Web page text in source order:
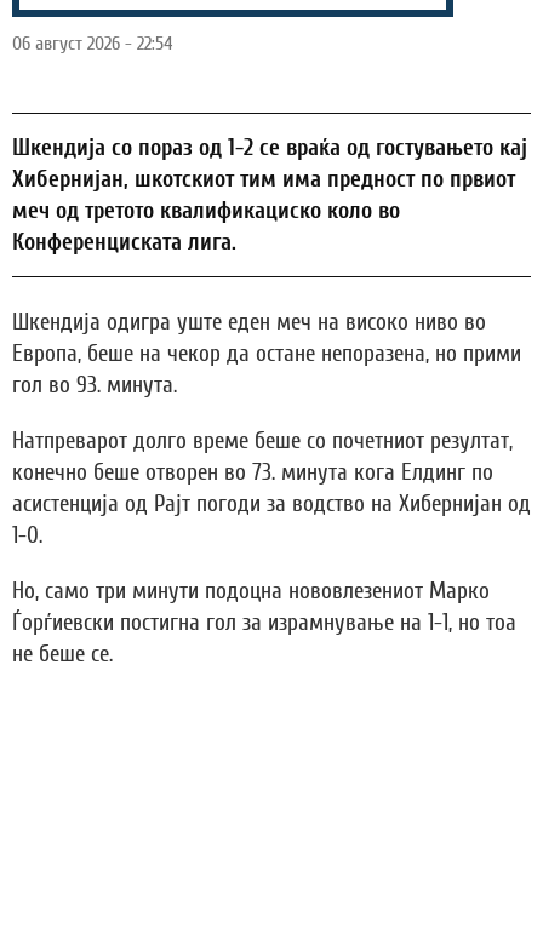
06 август 2026 - 22:54
Шкендија со пораз од 1-2 се враќа од гостувањето кај
Хибернијан, шкотскиот тим има предност по првиот
меч од третото квалификациско коло во
Конференциската лига.
Шкендија одигра уште еден меч на високо ниво во
Европа, беше на чекор да остане непоразена, но прими
гол во 93. минута.
Натпреварот долго време беше со почетниот резултат,
конечно беше отворен во 73. минута кога Елдинг по
асистенција од Рајт погоди за водство на Хибернијан од
1-0.
Но, само три минути подоцна нововлезениот Марко
Ѓорѓиевски постигна гол за израмнување на 1-1, но тоа
не беше се.